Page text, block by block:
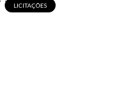
LICITAÇÕES